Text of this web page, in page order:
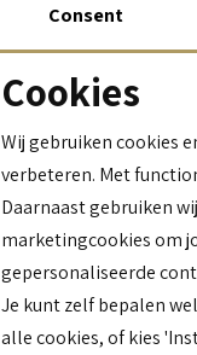
Noodzakelijke
Analytische cookies
Consent
Cookies
Wij gebruiken cookies
verbeteren. Met
Daarnaast gebruiken
marketingcookies om
gepersonaliseerde
Je kunt zelf bepalen
alle cookies, of kies